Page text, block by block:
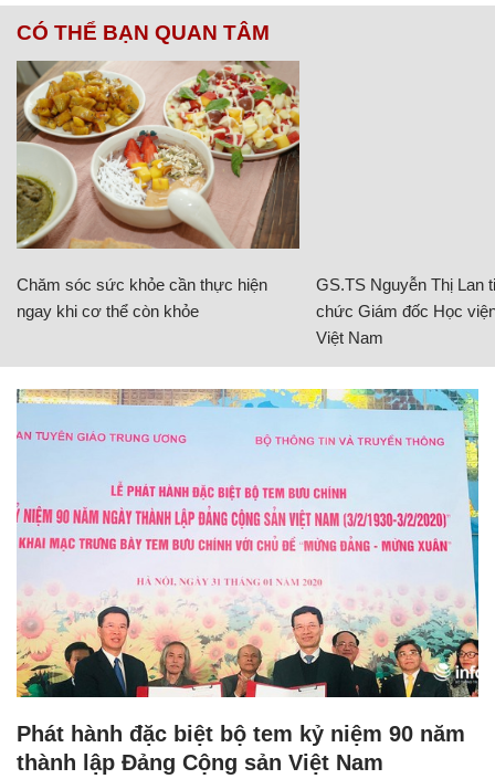
CÓ THỂ BẠN QUAN TÂM
Chăm sóc sức khỏe cần thực hiện
ngay khi cơ thể còn khỏe
GS.TS Nguyễn Thị Lan
chức Giám đốc Học
Việt Nam
Phát hành đặc biệt bộ tem kỷ niệm 90 năm
thành lập Đảng Cộng sản Việt Nam